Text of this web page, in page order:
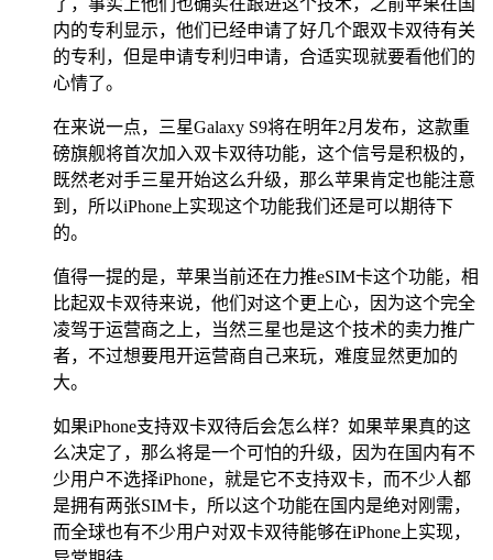
了，事实上他们也确实在跟进这个技术，之前苹果在国
内的专利显示，他们已经申请了好几个跟双卡双待有关
的专利，但是申请专利归申请，合适实现就要看他们的
心情了。
在来说一点，三星Galaxy S9将在明年2月发布，这款重
磅旗舰将首次加入双卡双待功能，这个信号是积极的，
既然老对手三星开始这么升级，那么苹果肯定也能注意
到，所以iPhone上实现这个功能我们还是可以期待下
的。
值得一提的是，苹果当前还在力推eSIM卡这个功能，相
比起双卡双待来说，他们对这个更上心，因为这个完全
凌驾于运营商之上，当然三星也是这个技术的卖力推广
者，不过想要甩开运营商自己来玩，难度显然更加的
大。
如果iPhone支持双卡双待后会怎么样？如果苹果真的这
么决定了，那么将是一个可怕的升级，因为在国内有不
少用户不选择iPhone，就是它不支持双卡，而不少人都
是拥有两张SIM卡，所以这个功能在国内是绝对刚需，
而全球也有不少用户对双卡双待能够在iPhone上实现，